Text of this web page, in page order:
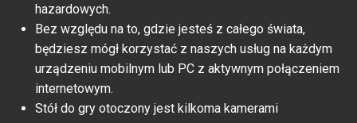
hazardowych.
Bez względu na to, gdzie jesteś z całego świata,
będziesz mógł korzystać z naszych usług na każdym
urządzeniu mobilnym lub PC z aktywnym połączeniem
internetowym.
Stół do gry otoczony jest kilkoma kamerami